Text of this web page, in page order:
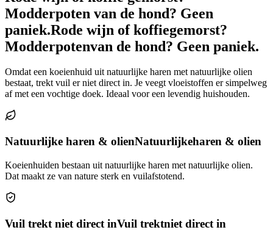
Modderpoten van de hond? Geen
paniek.Rode wijn of koffiegemorst?
Modderpotenvan de hond? Geen paniek.
Omdat een koeienhuid uit natuurlijke haren met natuurlijke olien
bestaat, trekt vuil er niet direct in. Je veegt vloeistoffen er simpelweg
af met een vochtige doek. Ideaal voor een levendig huishouden.
Natuurlijke haren & olienNatuurlijkeharen & olien
Koeienhuiden bestaan uit natuurlijke haren met natuurlijke olien.
Dat maakt ze van nature sterk en vuilafstotend.
Vuil trekt niet direct inVuil trektniet direct in